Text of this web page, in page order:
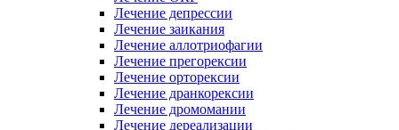
Лечение депрессии
Лечение заикания
Лечение аллотриофагии
Лечение прегорексии
Лечение орторексии
Лечение дранкорексии
Лечение дромомании
Лечение дереализации